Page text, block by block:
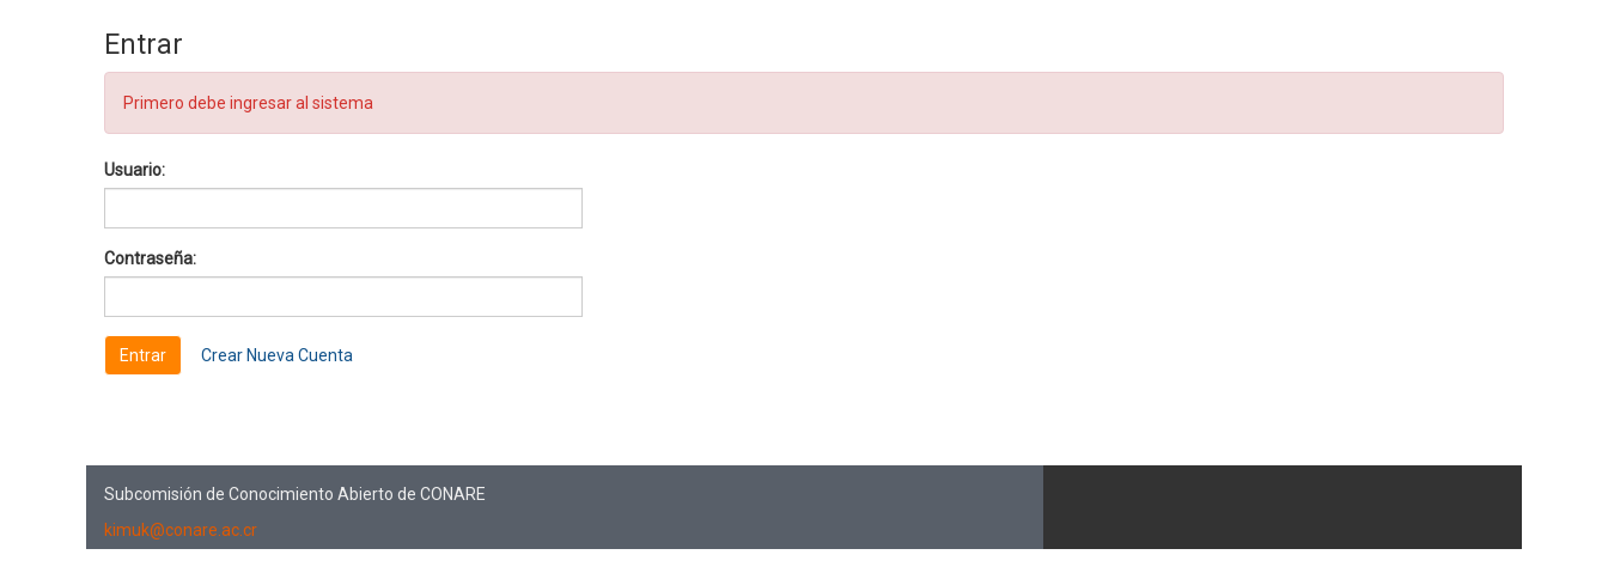
Entrar
Primero debe ingresar al sistema
Usuario:
Contraseña:
Crear Nueva Cuenta
Subcomisión de Conocimiento Abierto de CONARE
kimuk@conare.ac.cr